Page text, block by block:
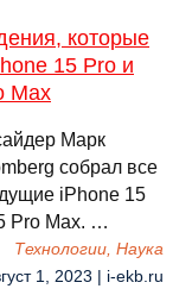
которые
15 Pro и
Max
Марк
собрал все
iPhone 15
Pro Max. …
Технологии, Наука
1, 2023 | i-ekb.ru